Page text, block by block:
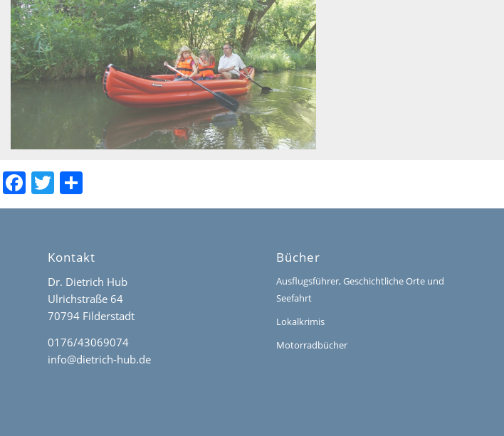
Facebook
Twitter
Kontakt
Dr. Dietrich Hub
Ulrichstraße 64
70794 Filderstadt
0176/43069074
info@dietrich-hub.de
Bücher
Ausflugsführer, Geschichtliche Orte und
Seefahrt
Lokalkrimis
Motorradbücher